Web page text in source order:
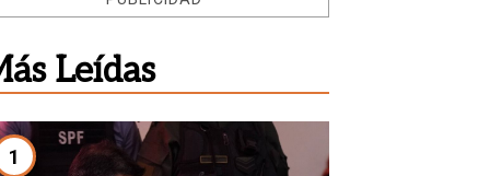
Leídas
1